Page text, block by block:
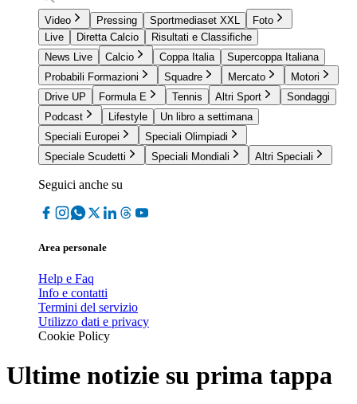
Video Pressing Sportmediaset XXL
Foto
Live
Diretta Calcio
Risultati e Classifiche
News Live
Calcio Coppa Italia
Supercoppa Italiana
Probabili Formazioni
Squadre Mercato
Motori
Drive UP
Formula E Tennis Altri Sport
Sondaggi
Podcast
Lifestyle
Un libro a settimana
Speciali Europei
Speciali Olimpiadi
Speciale Scudetti
Speciali Mondiali Altri Speciali
Seguici anche su
Area personale
Help e Faq
Info e contatti
Termini del servizio
Utilizzo dati e privacy
Cookie Policy
Ultime notizie su prima tappa